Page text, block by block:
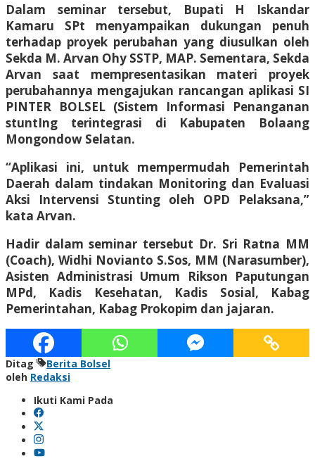
Dalam seminar tersebut, Bupati H Iskandar
Kamaru SPt menyampaikan dukungan penuh
terhadap proyek perubahan yang diusulkan oleh
Sekda M. Arvan Ohy SSTP, MAP. Sementara, Sekda
Arvan saat mempresentasikan materi proyek
perubahannya mengajukan rancangan aplikasi SI
PINTER BOLSEL (Sistem Informasi Penanganan
stuntIng terintegrasi di Kabupaten Bolaang
Mongondow Selatan.
“Aplikasi ini, untuk mempermudah Pemerintah
Daerah dalam tindakan Monitoring dan Evaluasi
Aksi Intervensi Stunting oleh OPD Pelaksana,”
kata Arvan.
Hadir dalam seminar tersebut Dr. Sri Ratna MM
(Coach), Widhi Novianto S.Sos, MM (Narasumber),
Asisten Administrasi Umum Rikson Paputungan
MPd, Kadis Kesehatan, Kadis Sosial, Kabag
Pemerintahan, Kabag Prokopim dan jajaran.
Ditag
Berita Bolsel
oleh Redaksi
Ikuti Kami Pada